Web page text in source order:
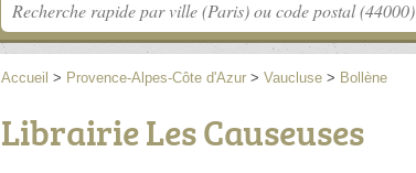
Accueil > Provence-Alpes-Côte d'Azur > Vaucluse > Bollène
Librairie Les Causeuses